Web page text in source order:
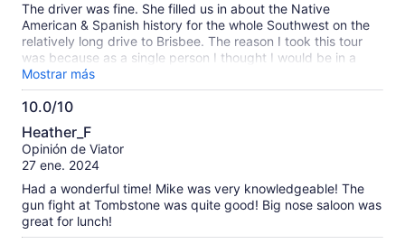
The driver was fine. She filled us in about the Native
American & Spanish history for the whole Southwest on the
relatively long drive to Brisbee. The reason I took this tour
was because as a single person I thought I would be in a
group to visit the sights but ended up it was just
transportation to the two towns. We were on our own to
figure out what was there to see after that. I could have
be on such a tight timetable & have to walk to everything. (1
hour in Brisbee where we were encouraged to get coffee & 3
hours in Tombstone where I found out everything costs, even
the gunfight & wandering around Boot Hill! Which we didn’t
have time for). I took your tour from Las Vegas to Boulder &
the Boulder Dam and it was 100% better!
Mostrar más
10.0/10
10.0
de
10
Heather_F
Opinión de Viator
27 ene. 2024
Had a wonderful time! Mike was very knowledgeable! The
gun fight at Tombstone was quite good! Big nose saloon was
great for lunch!